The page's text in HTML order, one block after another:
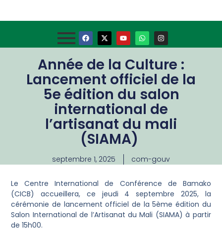
Année de la Culture :
Lancement officiel de la
5e édition du salon
international de
l’artisanat du mali
(SIAMA)
septembre 1, 2025 com-gouv
Le Centre International de Conférence de Bamako
(CICB) accueillera, ce jeudi 4 septembre 2025, la
cérémonie de lancement officiel de la 5ème édition du
Salon International de l’Artisanat du Mali (SIAMA) à partir
de 15h00.